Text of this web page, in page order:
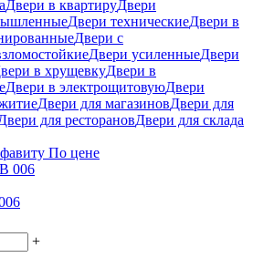
Двери в квартируДвери
Двери техническиеДвери в
Двери с
Двери усиленныеДвери
в хрущевкуДвери в
Двери в электрощитовуюДвери
Двери для магазиновДвери для
для ресторановДвери для склада
По цене
+